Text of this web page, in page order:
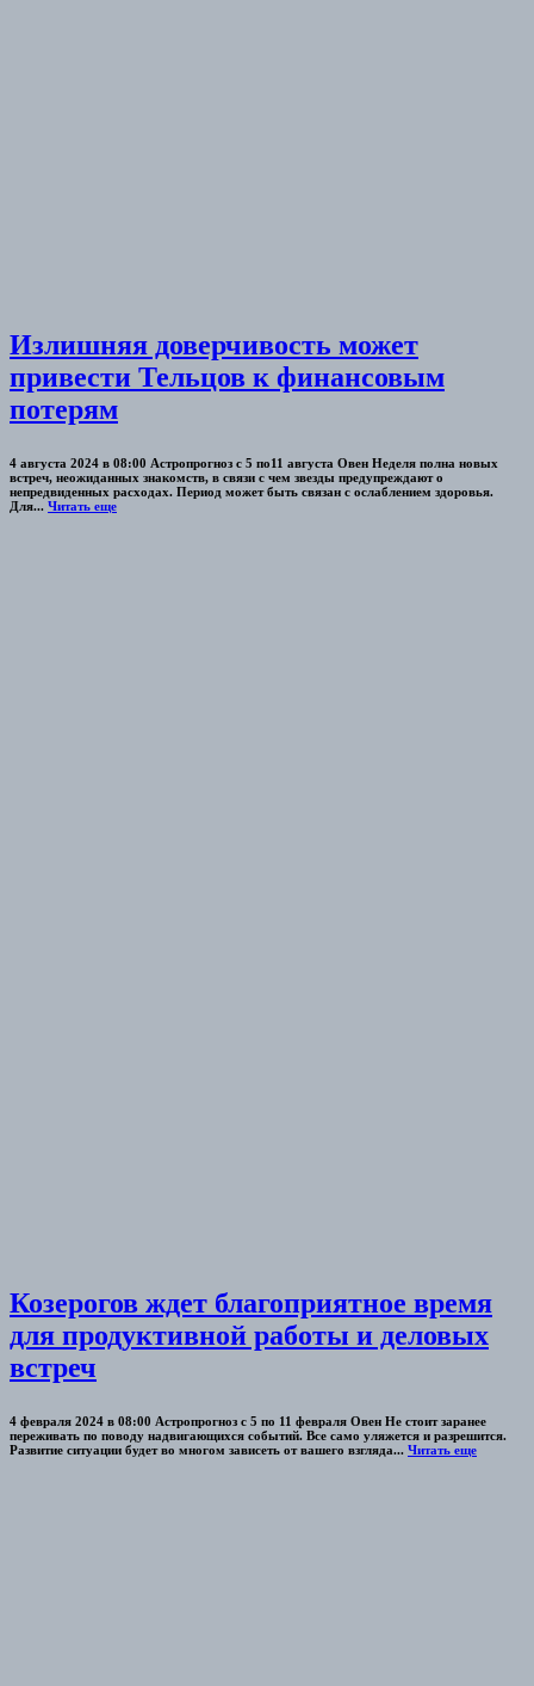
Излишняя доверчивость может
привести Тельцов к финансовым
потерям
4 августа 2024 в 08:00 Астропрогноз с 5 по11 августа Овен Неделя полна новых
встреч, неожиданных знакомств, в связи с чем звезды предупреждают о
непредвиденных расходах. Период может быть связан с ослаблением здоровья.
Для... Читать еще
Козерогов ждет благоприятное время
для продуктивной работы и деловых
встреч
4 февраля 2024 в 08:00 Астропрогноз с 5 по 11 февраля Овен Не стоит заранее
переживать по поводу надвигающихся событий. Все само уляжется и разрешится.
Развитие ситуации будет во многом зависеть от вашего взгляда... Читать еще